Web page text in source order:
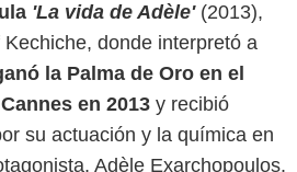
'La vida de Adèle' (2013),
donde interpretó a
la Palma de Oro en el
en 2013 y recibió
su actuación y la química en
Adèle Exarchopoulos.